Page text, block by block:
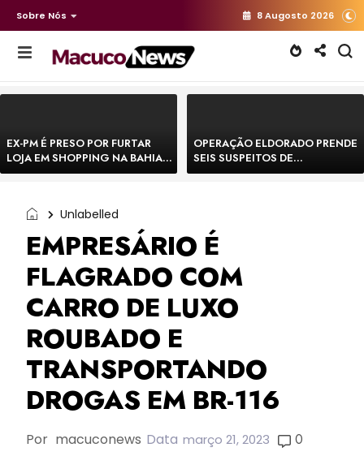
Sobre Nós 8 Augosto 2026
EX-PM É PRESO POR FURTAR
LOJA EM SHOPPING NA BAHIA E
ESCAPA CORRENDO DE
OPERAÇÃO ELDORADO PRENDE
SEIS SUSPEITOS DE
MOVIMENTAR R$ 25 MILHÕES
Unlabelled
EMPRESÁRIO É
FLAGRADO COM
CARRO DE LUXO
ROUBADO E
TRANSPORTANDO
DROGAS EM BR-116
Por macuconews Data março 21, 2023 0